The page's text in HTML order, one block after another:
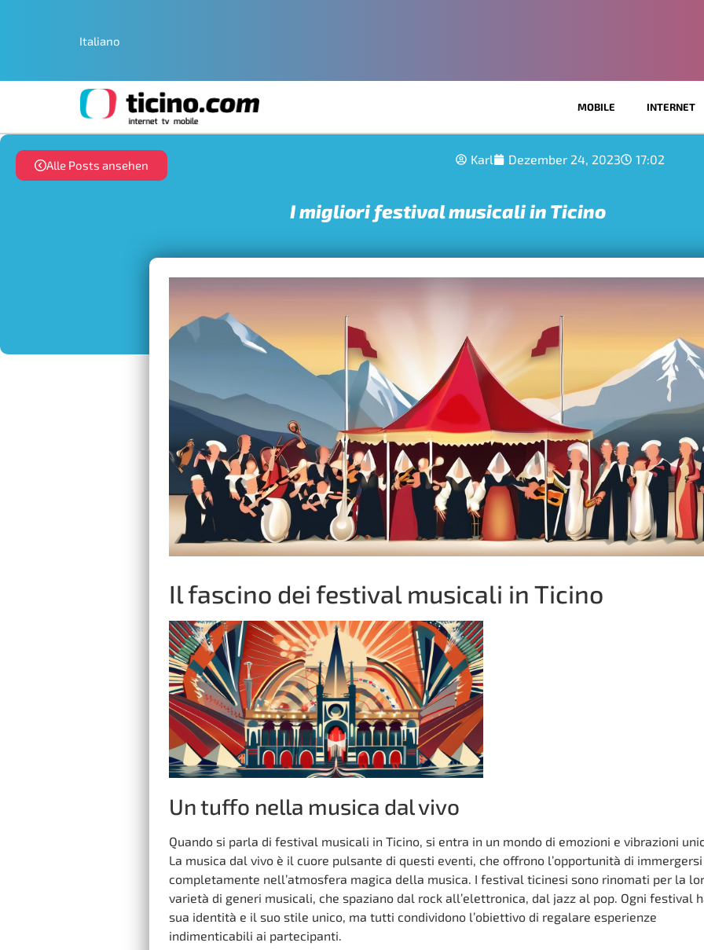
Italiano
MOBILE INTERNET
Alle Posts ansehen Karl Dezember 24, 2023 17:02
I migliori festival musicali in Ticino
Il fascino dei festival musicali in Ticino
Un tuffo nella musica dal vivo
Quando si parla di festival musicali in Ticino, si entra in un mondo di emozioni e vibrazioni
La musica dal vivo è il cuore pulsante di questi eventi, che offrono l’opportunità di immergersi
completamente nell’atmosfera magica della musica. I festival ticinesi sono rinomati per la
varietà di generi musicali, che spaziano dal rock all’elettronica, dal jazz al pop. Ogni festival
sua identità e il suo stile unico, ma tutti condividono l’obiettivo di regalare esperienze
indimenticabili ai partecipanti.